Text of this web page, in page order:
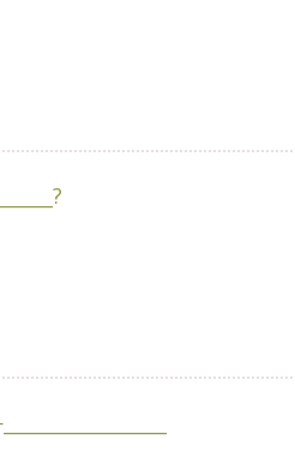
horas você acorda para ir ao trabalho? —_________________